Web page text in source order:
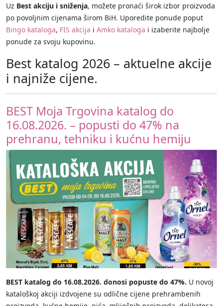
Uz Best akciju i sniženja, možete pronaći širok izbor proizvoda
po povoljnim cijenama širom BiH. Uporedite ponude poput
Bingo kataloga, FIS akcija i Amko kataloga i izaberite najbolje
ponude za svoju kupovinu.
Best katalog 2026 – aktuelne akcije
i najniže cijene.
BEST Moja Trgovina katalog do
16.08.2026. – popusti do 47% na
prehranu, tehniku i kućnu hemiju
BEST katalog do 16.08.2026. donosi popuste do 47%. U novoj
kataloškoj akciji izdvojene su odlične cijene prehrambenih